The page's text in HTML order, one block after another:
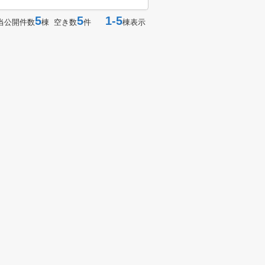
公開件数5棟 空き数5件 1-5棟表示